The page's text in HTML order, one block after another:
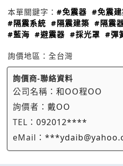
本單關鍵字： #免震器 #免震
#隔震系統 #隔震建築 #隔震
#藍海 #避震器 #採光罩 #彈
詢價地區： 全台灣
詢價商-聯絡資料
公司名稱： 和OO程OO
詢價者： 戴OO
TEL： 092012****
eMail：